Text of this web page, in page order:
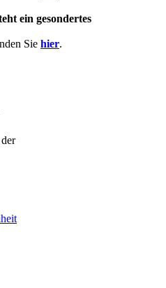
ein gesondertes
Sie hier.
der